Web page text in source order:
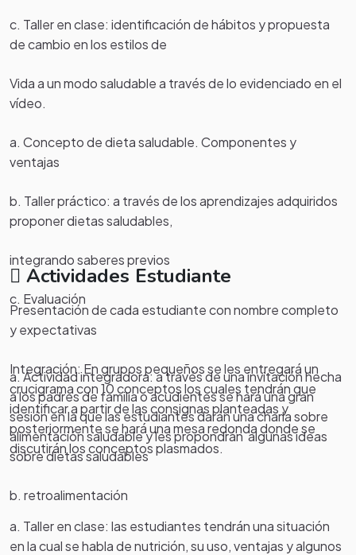
c. Taller en clase: identificación de hábitos y propuesta
de cambio en los estilos de
Vida a un modo saludable a través de lo evidenciado en el
vídeo.
a. Concepto de dieta saludable. Componentes y
ventajas
b. Taller práctico: a través de los aprendizajes adquiridos
proponer dietas saludables,
integrando saberes previos
c. Evaluación
a. Actividad integradora: a través de una invitación hecha
a los padres de familiaoacudientesse hará una gran
sesión en la que las estudiantes darán una charla sobre
alimentación saludable y les propondrán algunas ideas
sobre dietas saludables
b. retroalimentación
Actividades Estudiante
Presentación de cada estudiante con nombre completo
y expectativas
Integración: En grupos pequeños se les entregará un
crucigrama con 10 conceptos los cuales tendrán que
identificar a partir de las consignas planteadas y
posteriormente se hará una mesa redonda donde se
discutirán los conceptos plasmados.
a. Taller en clase: las estudiantes tendrán una situación
en la cual se habla de nutrición, su uso, ventajas y algunos